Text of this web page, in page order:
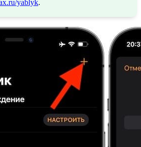
yablyk.